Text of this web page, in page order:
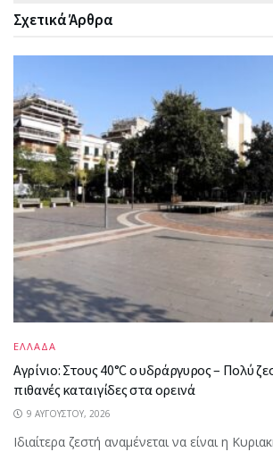
ΣχετικάΆρθρα
ΕΛΛΑΔΑ
Αγρίνιο: Στους 40°C ο υδράργυρος – Πολύ
πιθανές καταιγίδες στα ορεινά
9 ΑΥΓΟΎΣΤΟΥ, 2026
Ιδιαίτερα ζεστή αναμένεται να είναι η